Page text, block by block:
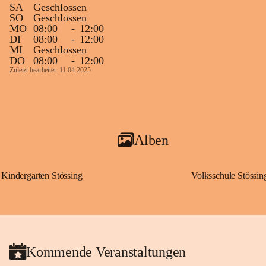
SA
Geschlossen
SO
Geschlossen
MO 08:00 - 12:00
DI
08:00 - 12:00
MI
Geschlossen
DO
08:00 - 12:00
Zuletzt bearbeitet: 11.04.2025
Alben
Kindergarten Stössing Volksschule
Kommende Veranstaltungen